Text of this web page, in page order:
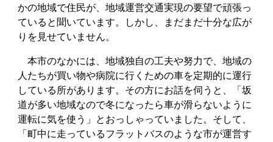
かの地域で住民が、地域運営交通実現の要望で頑張っ
ていると聞いています。しかし、まだまだ十分な広が
りを見せていません。
本市のなかには、地域独自の工夫や努力で、地域の
人たちが買い物や病院に行くための車を定期的に運行
している所があります。その方にお話を伺うと、「坂
道が多い地域なので冬になったら車が滑らないように
運転に気を使う」とおっしゃっていました。そして、
「町中に走っているフラットバスのような市が運営す